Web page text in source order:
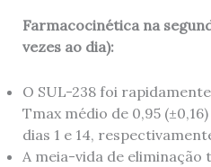
Farmacocinética na
vezes ao dia):
O SUL-238 foi
Tmax médio de 0,95
dias 1 e 14,
A meia-vida de